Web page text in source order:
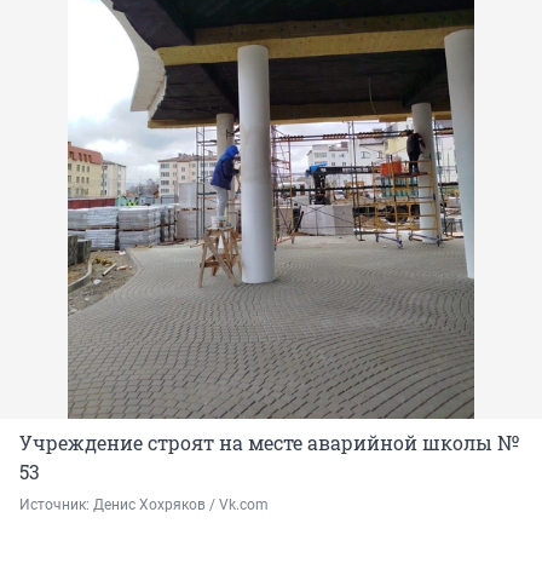
Учреждение строят на месте аварийной школы №
53
Источник: Денис Хохряков / Vk.com